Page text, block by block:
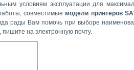
условиям эксплуатации для
совместимыемодели принтеров
рады Вам помочь при выборе
на электронную почту.